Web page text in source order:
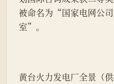
被命名为“国家电网公
室”。
黄台火力发电厂全景（供